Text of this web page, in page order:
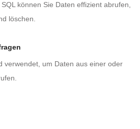
können Sie Daten effizient abrufen,
löschen.
verwendet, um Daten aus einer oder